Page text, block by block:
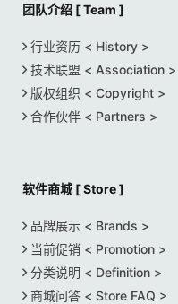
团队介绍 [ Team ]
行业资历 < History >
技术联盟 < Association >
版权组织 < Copyright >
合作伙伴 < Partners >
软件商城 [ Store ]
品牌展示 < Brands >
当前促销 < Promotion >
分类说明 < Definition >
商城问答 < Store FAQ >